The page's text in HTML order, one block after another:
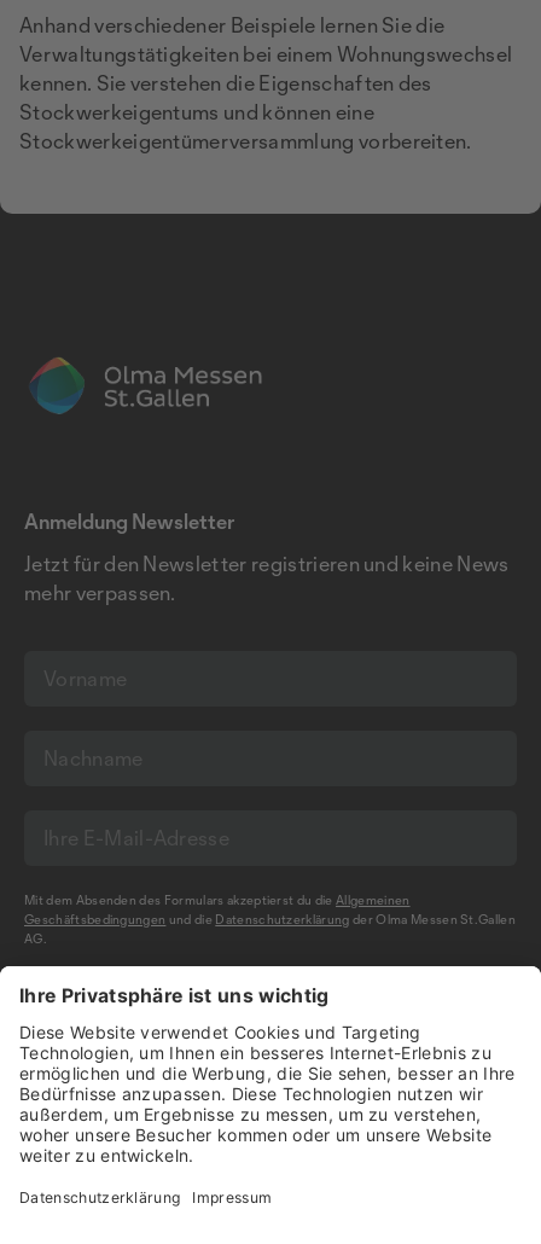
Anhand verschiedener Beispiele lernen Sie die
Verwaltungstätigkeiten bei einem Wohnungswechsel
kennen. Sie verstehen die Eigenschaften des
Stockwerkeigentums und können eine
Stockwerkeigentümerversammlung vorbereiten.
Anmeldung Newsletter
Jetzt für den Newsletter registrieren und keine News
mehr verpassen.
Mit dem Absenden des Formulars akzeptierst du dieAllgemeinen
Geschäftsbedingungen und die Datenschutzerklärung der Olma Messen St.Gallen
AG.
NEWSLETTER BESTELLEN